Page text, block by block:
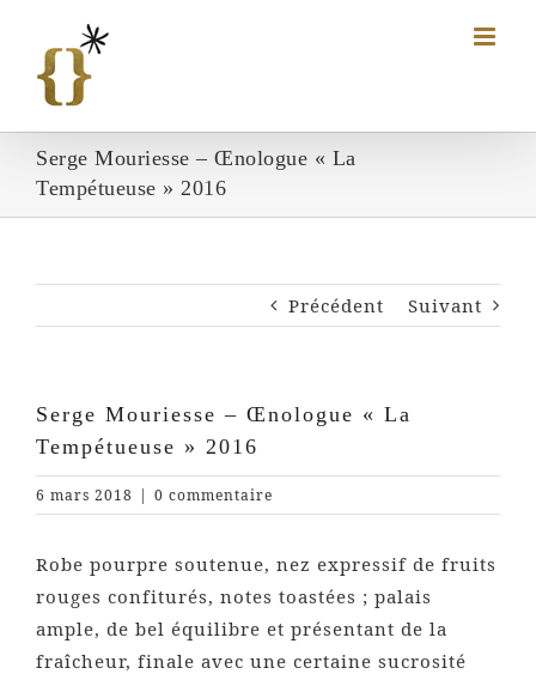
contenu
Serge Mouriesse – Œnologue « La
Tempétueuse » 2016
Précédent Suivant
Serge Mouriesse – Œnologue « La
Tempétueuse » 2016
6 mars 2018 | 0 commentaire
Robe pourpre soutenue, nez expressif de fruits
rouges confiturés, notes toastées ; palais
ample, de bel équilibre et présentant de la
fraîcheur, finale avec une certaine sucrosité